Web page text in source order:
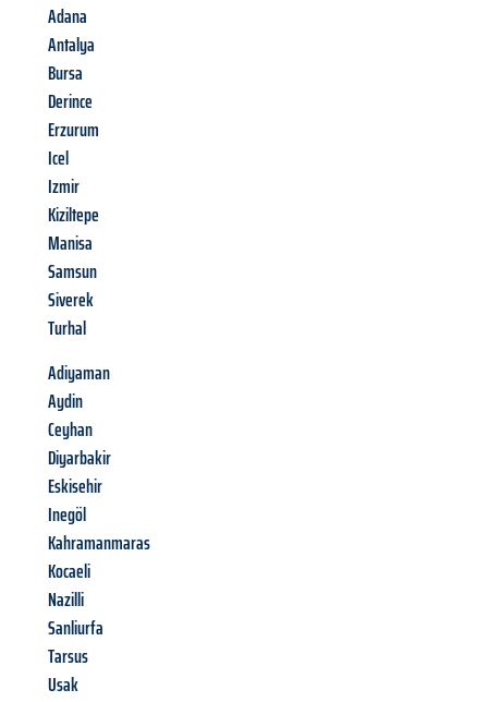
Adana
Antalya
Bursa
Derince
Erzurum
Icel
Izmir
Kiziltepe
Manisa
Samsun
Siverek
Turhal
Adiyaman
Aydin
Ceyhan
Diyarbakir
Eskisehir
Inegöl
Kahramanmaras
Kocaeli
Nazilli
Sanliurfa
Tarsus
Usak